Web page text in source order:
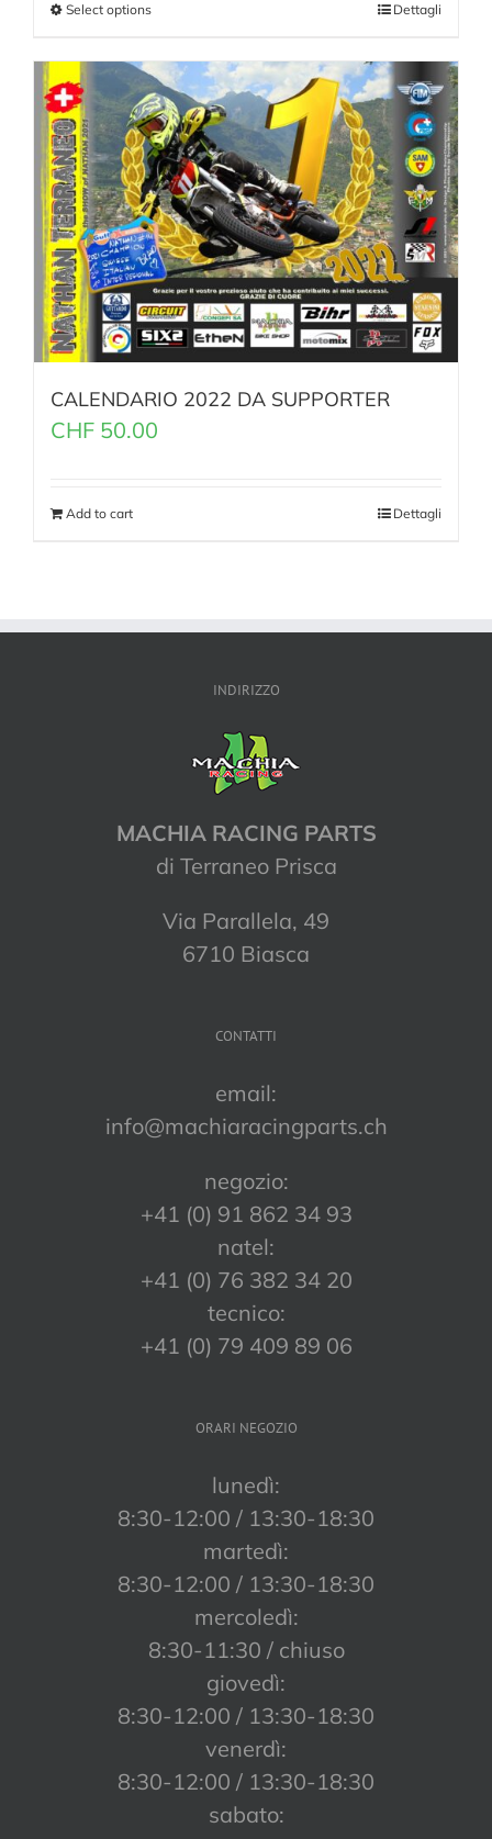
Select options Dettagli
CALENDARIO 2022 DA SUPPORTER
CHF 50.00
Add to cart Dettagli
INDIRIZZO
MACHIA RACING PARTS
di Terraneo Prisca
Via Parallela, 49
6710 Biasca
CONTATTI
email:
info@machiaracingparts.ch
negozio:
+41 (0) 91 862 34 93
natel:
+41 (0) 76 382 34 20
tecnico:
+41 (0) 79 409 89 06
ORARI NEGOZIO
lunedì:
8:30-12:00 / 13:30-18:30
martedì:
8:30-12:00 / 13:30-18:30
mercoledì:
8:30-11:30 / chiuso
giovedì:
8:30-12:00 / 13:30-18:30
venerdì:
8:30-12:00 / 13:30-18:30
sabato: